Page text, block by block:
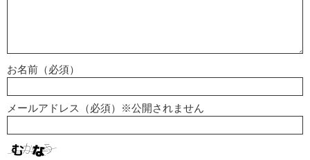
お名前（必須）
メールアドレス（必須）※公開されません